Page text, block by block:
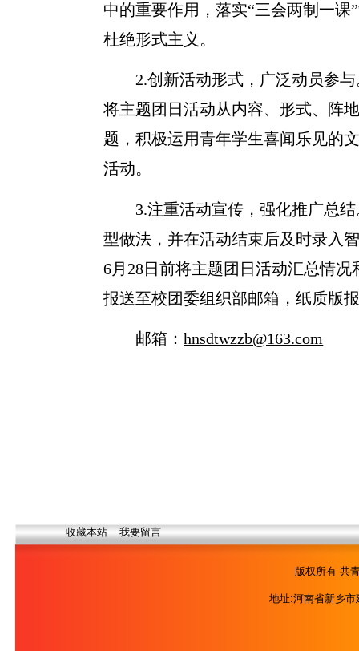
中的重要作用，落实“三会两制一
杜绝形式主义。
2.创新活动形式，广泛动员参
将主题团日活动从内容、形式、阵
题，积极运用青年学生喜闻乐见的
活动。
3.注重活动宣传，强化推广总
型做法，并在活动结束后及时录入
6月 28日前将主题团日活动汇总情
报送至校团委组织部邮箱，纸质版
邮箱：hnsdtwzzb@163.com
收藏本站 我要留言
版权所有 共
地址:河南省新乡市